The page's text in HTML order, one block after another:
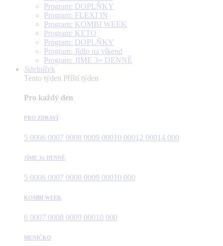
Program: DOPLŇKY
Program: FLEXI IN
Program: KOMBI WEEK
Program: KETO
Program: DOPLŇKY
Program: Jídlo na víkend
Program: JÍME 3× DENNĚ
Jídelníček
Tento týden Příští týden
Pro každý den
PRO ZDRAVÍ
5 0006 0007 0008 0009 00010 00012 00014 000
JÍME 3x DENNĚ
5 0006 0007 0008 0009 00010 000
KOMBI WEEK
6 0007 0008 0009 00010 000
MENÍČKO